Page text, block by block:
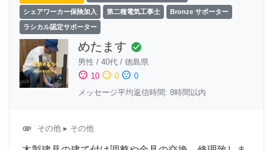
シェアワーカー保険加入 第二種電気工事士 Bronze サポーター
ラシカル認定サポーター
めたます check_circle
男性 / 40代 / 徳島県
sentiment_satisfied 10 sentiment_neutral 0 sentiment_dissatisfied 0
メッセージ平均返信時間: 8時間以内
attachment その他 ▸ その他